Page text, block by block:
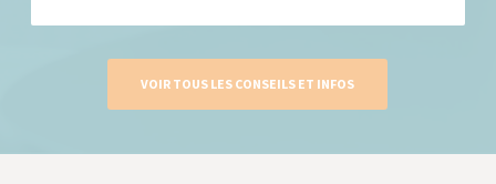
VOIR TOUS LES CONSEILS ET INFOS